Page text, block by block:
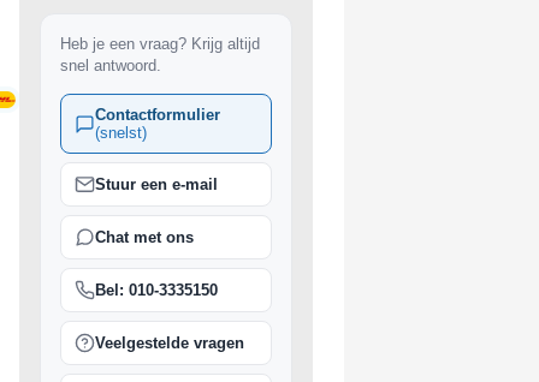
vanaf €150
Heb je een vraag? Krijg altijd
snel antwoord.
Contactformulier
(snelst)
Stuur een e-mail
Chat met ons
Bel: 010-3335150
Veelgestelde vragen